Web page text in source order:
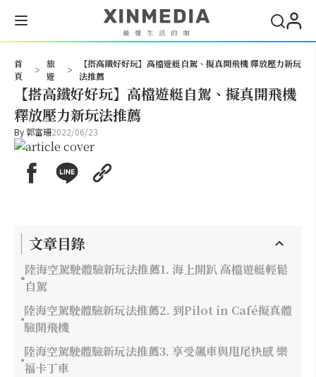
首
頁
>
旅
遊
>
【搭高鐵好好玩】高檔遊艇自駕、擬真開飛機 釋放壓力新玩
法推薦
【搭高鐵好好玩】高檔遊艇自駕、擬真開飛機
釋放壓力新玩法推薦
By郭富珊2022/06/23
文章目錄
陸海空駕駛體驗新玩法推薦1. 海上開趴 高檔遊艇輕鬆
自駕
陸海空駕駛體驗新玩法推薦2. 到Pilot in Café擬真體
驗開飛機
陸海空駕駛體驗新玩法推薦3. 享受飆車與甩尾快感 樂
福卡丁車